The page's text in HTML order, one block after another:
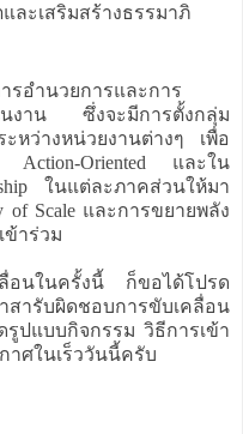
ละเสริมสร้างธรรมาภิ
รอำนวยการและการ
นงาน ซึ่งจะมีการตั้งกลุ่ม
ว่างหน่วยงานต่างๆ เพื่อ
Action-Oriented และใน
ในแต่ละภาคส่วนให้มา
of Scale และการขยายพลัง
ข้าร่วม
ลื่อนในครั้งนี้ ก็ขอได้โปรด
สารับผิดชอบการขับเคลื่อน
ปแบบกิจกรรม วิธีการเข้า
าศในเร็ววันนี้ครับ